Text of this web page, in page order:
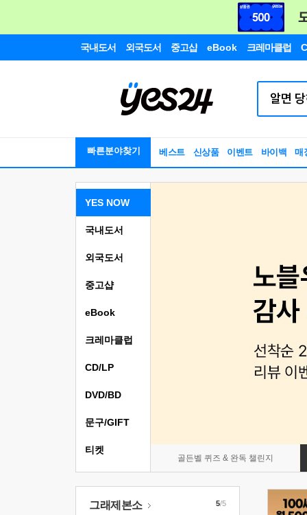
국내도서 외국도서 중고샵 eBook 크레마클럽
빠른분야찾기 베스트 신상품 이벤트 바이백 매
YES NOW
골든벨 퀴즈 & 완독 챌린지
국내도서
외국도서
중고샵
eBook
크레마클럽
CD/LP
DVD/BD
문구/GIFT
티켓
그래제본소 5/5